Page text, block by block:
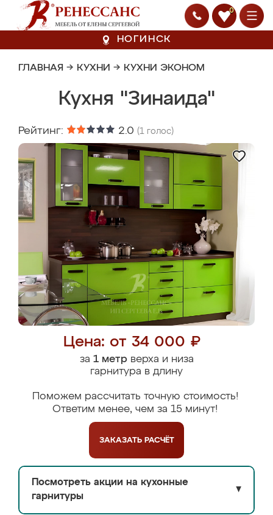
0
НОГИНСК
ГЛАВНАЯ → КУХНИ → КУХНИ ЭКОНОМ
Кухня "Зинаида"
Рейтинг: 2.0 (1 голос)
Цена: от 34 000 ₽
за 1 метрверха и низа
гарнитура в длину
Поможем рассчитать точную стоимость!
Ответим менее, чем за 15 минут!
ЗАКАЗАТЬ РАСЧЁТ
Посмотреть акции на кухонные
гарнитуры
▼